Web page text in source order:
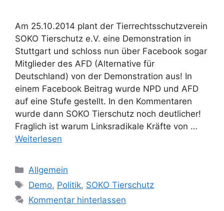
Am 25.10.2014 plant der Tierrechtsschutzverein
SOKO Tierschutz e.V. eine Demonstration in
Stuttgart und schloss nun über Facebook sogar
Mitglieder des AFD (Alternative für
Deutschland) von der Demonstration aus! In
einem Facebook Beitrag wurde NPD und AFD
auf eine Stufe gestellt. In den Kommentaren
wurde dann SOKO Tierschutz noch deutlicher!
Fraglich ist warum Linksradikale Kräfte von …
Weiterlesen
K
a
e
Allgemein
S
c
Demo, Politik, SOKO Tierschutz
Kommentar hinterlassen